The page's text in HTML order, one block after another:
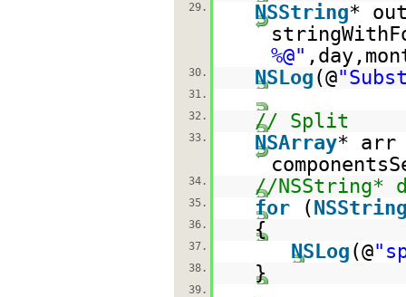
29.
NSString*
%@"
30. NSLog (@
31.
32.
// Split
33. NSArray* arr
34. //NSString*
35. for (
36. {
37. NSLog (@
38. }
39.